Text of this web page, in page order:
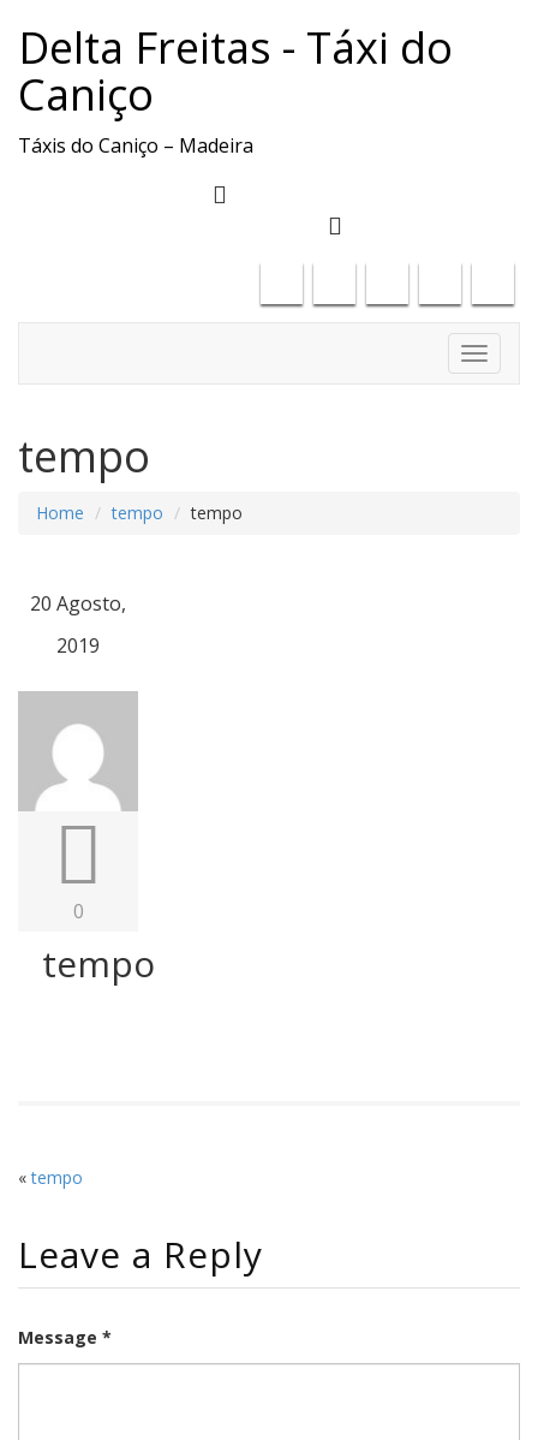
Delta Freitas - Táxi do
Caniço
Táxis do Caniço – Madeira
Toggle
tempo
Home tempo tempo
20 Agosto,
2019
0
tempo
«tempo
Leave a Reply
Message *